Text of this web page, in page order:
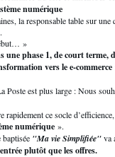
numérique
la responsable table sur une
»
une phase 1, de court terme,
vers le e-
Poste est plus large : Nous
rapidement ce socle
numérique ».
"Ma vie Simplifiée"va
plutôt que les offres.